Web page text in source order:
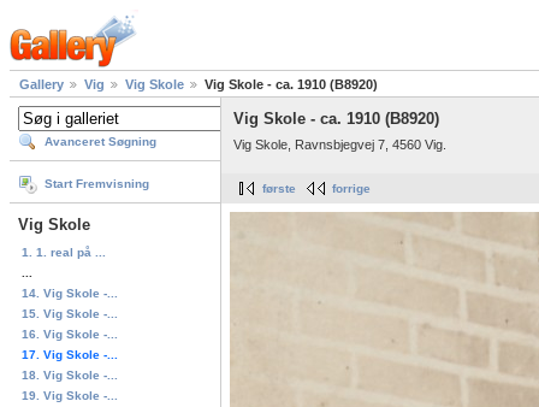
Gallery Vig Vig Skole Vig Skole - ca. 1910 (B8920)
Avanceret Søgning
Start Fremvisning
Vig Skole
1. 1. real på ...
14. Vig Skole -...
15. Vig Skole -...
16. Vig Skole -...
17. Vig Skole -...
18. Vig Skole -...
19. Vig Skole -...
Vig Skole - ca. 1910 (B8920)
Vig Skole, Ravnsbjegvej 7, 4560 Vig.
første forrige